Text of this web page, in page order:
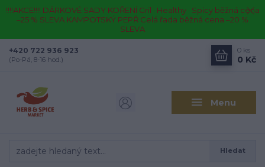
!!!!AKCE!!!! DÁRKOVÉ SADY KOŘENÍ Gril · Healthy · Spicy běžná cena
–25 % SLEVA KAMPOTSKÝ PEPŘ Celá řada běžná cena –20 %
SLEVA
Menu
Hledat
+420 722 936 923
(Po-Pá, 8-16 hod.)
0 ks
0 Kč